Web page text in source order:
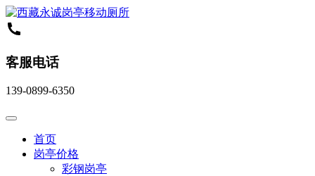
客服电话
139-0899-6350
首页
岗亭价格
彩钢岗亭